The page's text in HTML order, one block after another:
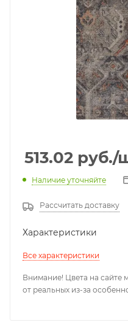
513.02 руб./
Наличие уточняйте
Рассчитать доставку
Характеристики
Все характеристики
Внимание! Цвета на сайте
от реальных из-за